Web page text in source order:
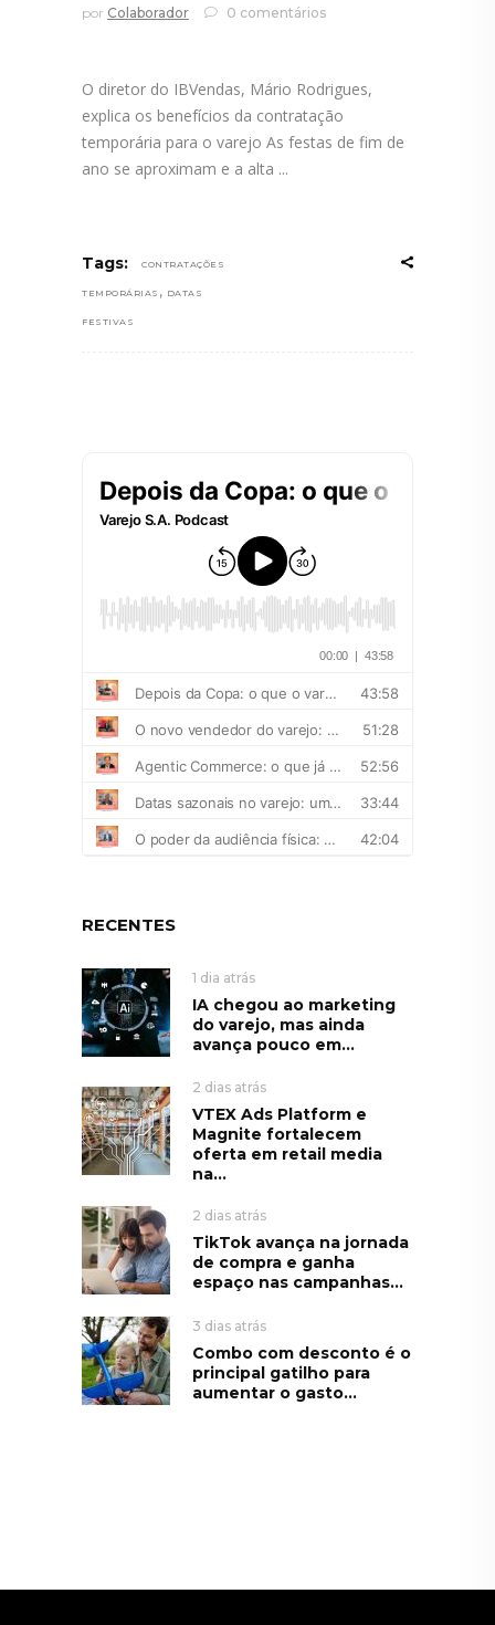
por Colaborador 0 comentários
O diretor do IBVendas, Mário Rodrigues,
explica os benefícios da contratação
temporária para o varejo As festas de fim de
ano se aproximam e a alta
Tags: CONTRATAÇÕES
TEMPORÁRIAS , DATAS
FESTIVAS
RECENTES
1 dia atrás
IA chegou ao marketing
do varejo, mas ainda
avança pouco em...
2 dias atrás
VTEX Ads Platform e
Magnite fortalecem
oferta em retail media
na...
2 dias atrás
TikTok avança na jornada
de compra e ganha
espaço nas campanhas...
3 dias atrás
Combo com desconto é o
principal gatilho para
aumentar o gasto...